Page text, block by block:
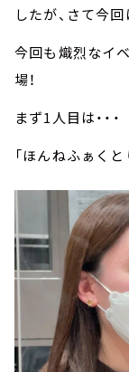
したが、さて今
今回も熾烈なイ
場！
まず1人目は・・・
「ほんねふぁくと